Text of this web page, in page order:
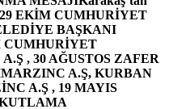
EKİM CUMHURİYET
BAŞKANI
CUMHURİYET
, 30 AĞUSTOS ZAFER
MARZINC A.Ş, KURBAN
A.Ş , 19 MAYIS